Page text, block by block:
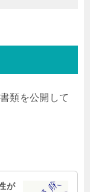
類を公開して
が